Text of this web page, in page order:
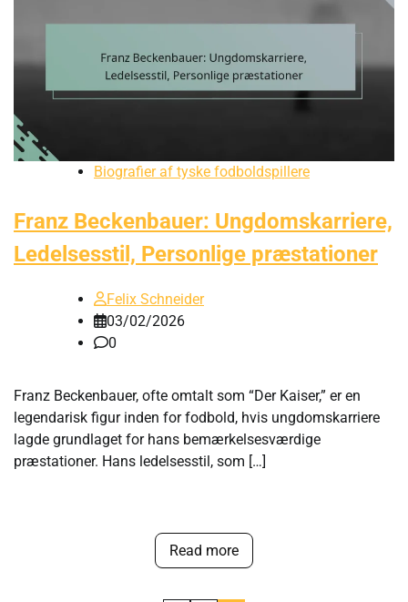
Biografier af tyske fodboldspillere
Franz Beckenbauer: Ungdomskarriere,
Ledelsesstil, Personlige præstationer
Felix Schneider
03/02/2026
0
Franz Beckenbauer, ofte omtalt som “Der Kaiser,” er en
legendarisk figur inden for fodbold, hvis ungdomskarriere
lagde grundlaget for hans bemærkelsesværdige
præstationer. Hans ledelsesstil, som […]
Read more